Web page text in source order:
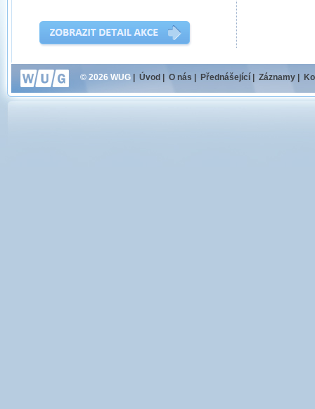
© 2026 WUG Úvod O nás Přednášející Záznamy